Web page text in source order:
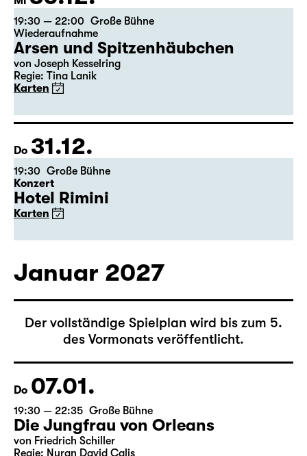
Mi 30.12.
19:30 — 22:00 Große Bühne
Wiederaufnahme
Arsen und Spitzenhäubchen
von Joseph Kesselring
Regie: Tina Lanik
Karten
Do 31.12.
Große Bühne
Karten
Januar 2027
Der vollständige Spielplan wird bis zum 5.
des Vormonats veröffentlicht.
Do 07.01.